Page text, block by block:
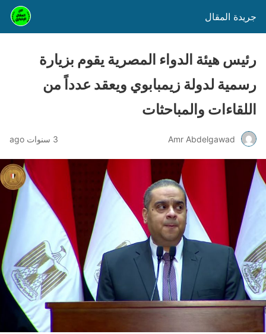
جريدة المقال
رئيس هيئة الدواء المصرية يقوم بزيارة
رسمية لدولة زيمبابوي ويعقد عدداً من
اللقاءات والمباحثات
Amr Abdelgawad 3 سنوات ago